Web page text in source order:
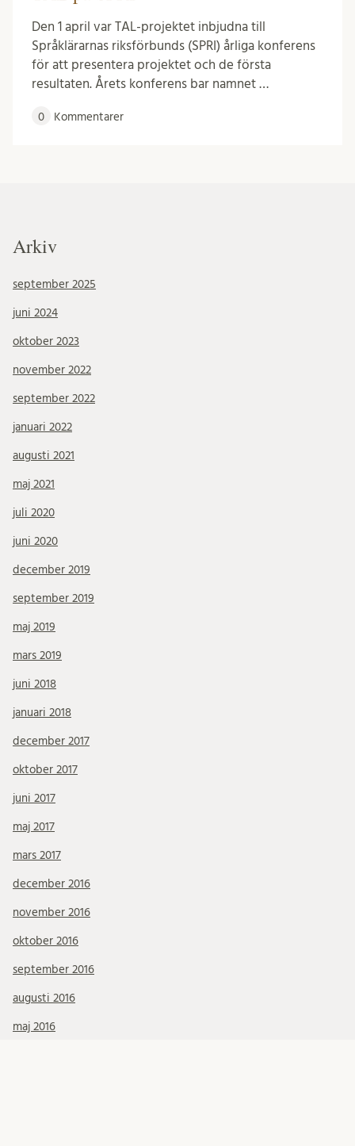
Den 1 april var TAL-projektet inbjudna till
Språklärarnas riksförbunds (SPRI) årliga konferens
för att presentera projektet och de första
resultaten. Årets konferens bar namnet …
0 Kommentarer
Arkiv
september 2025
juni 2024
oktober 2023
november 2022
september 2022
januari 2022
augusti 2021
maj 2021
juli 2020
juni 2020
december 2019
september 2019
maj 2019
mars 2019
juni 2018
januari 2018
december 2017
oktober 2017
juni 2017
maj 2017
mars 2017
december 2016
november 2016
oktober 2016
september 2016
augusti 2016
maj 2016